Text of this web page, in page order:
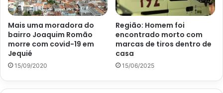
Mais uma moradora do
bairro Joaquim Romão
morre com covid-19 em
Jequié
15/09/2020
Região: Homem foi
encontrado morto com
marcas de tiros dentro de
casa
15/06/2025